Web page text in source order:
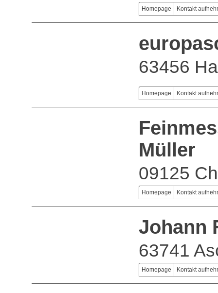
Homepage Kontakt
63456
Homepage Kontakt
Müller
09125
Homepage Kontakt
Johann
63741
Homepage Kontakt